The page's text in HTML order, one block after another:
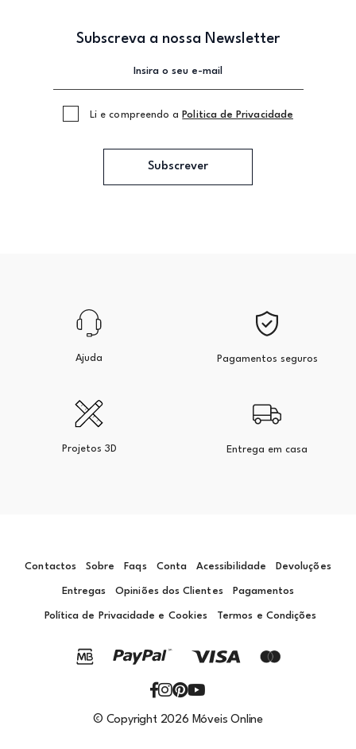
Subscreva a nossa Newsletter
Li e compreendo a Politica de Privacidade
Subscrever
Ajuda Pagamentos seguros
Projetos 3D Entrega em casa
Contactos Sobre Faqs Conta Acessibilidade Devoluções
Entregas Opiniões dos Clientes Pagamentos
Política de Privacidade e Cookies Termos e Condições
© Copyright 2026 Móveis Online